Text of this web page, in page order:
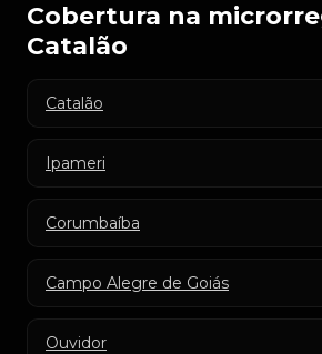
Cobertura na
Catalão
Catalão
Ipameri
Corumbaíba
Campo Alegre de Goiás
Ouvidor